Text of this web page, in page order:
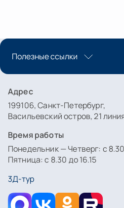
Полезные ссылки
Адрес
199106, Санкт-Петербург,
Васильевский остров, 21
Время работы
Понедельник — Четверг: с 8.30
Пятница: с 8.30 до 16.15
3Д-тур